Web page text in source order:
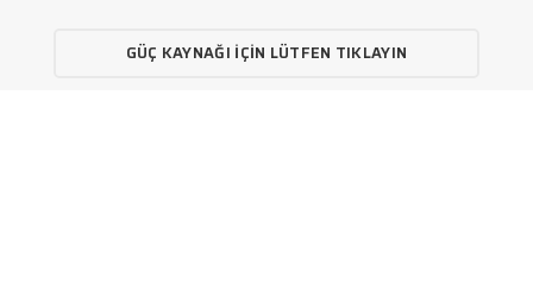
GÜÇ KAYNAĞI İÇIN LÜTFEN TIKLAYIN